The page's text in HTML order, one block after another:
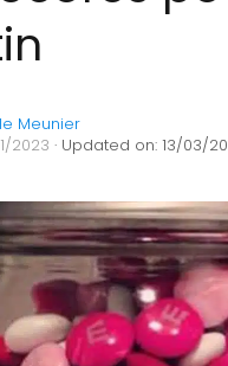
Meunier
2023 · Updated on: 13/03/